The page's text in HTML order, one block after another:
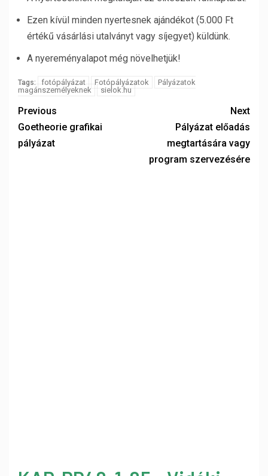
Ezen kívül minden nyertesnek ajándékot (5.000 Ft
értékű vásárlási utalványt vagy síjegyet) küldünk.
A nyereményalapot még növelhetjük!
Tags: fotópályázat Fotópályázatok
Pályázatok
magánszemélyeknek
sielok.hu
Previous
Goetheorie grafikai
pályázat
Next
Pályázat előadás
megtartására vagy
program szervezésére